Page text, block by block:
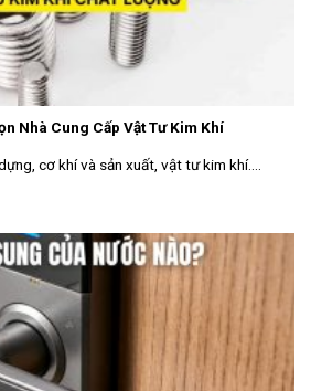
Nhà Cung Cấp Vật Tư Kim Khí
cơ khí và sản xuất, vật tư kim khí....